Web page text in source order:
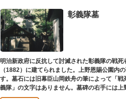
彰義隊墓
明治新政府に反抗して討滅された彰義隊の戦
（1882）に建てられました。上野恩賜公園内
す。墓石には旧幕臣山岡鉄舟の筆によって「
義隊」の文字はありません。墓碑の右手には上